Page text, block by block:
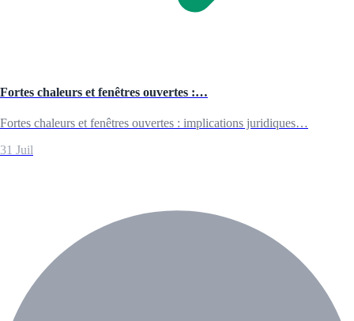
Fortes chaleurs et fenêtres ouvertes :…
Fortes chaleurs et fenêtres ouvertes : implications juridiques…
31 Juil